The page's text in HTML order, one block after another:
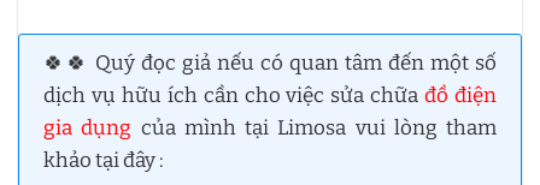
🍀🍀 Quý đọc giả nếu có quan tâm đến một số
dịch vụ hữu ích cần cho việc sửa chữađồ điện
gia dụng của mình tại Limosa vui lòng tham
khảo tại đây :